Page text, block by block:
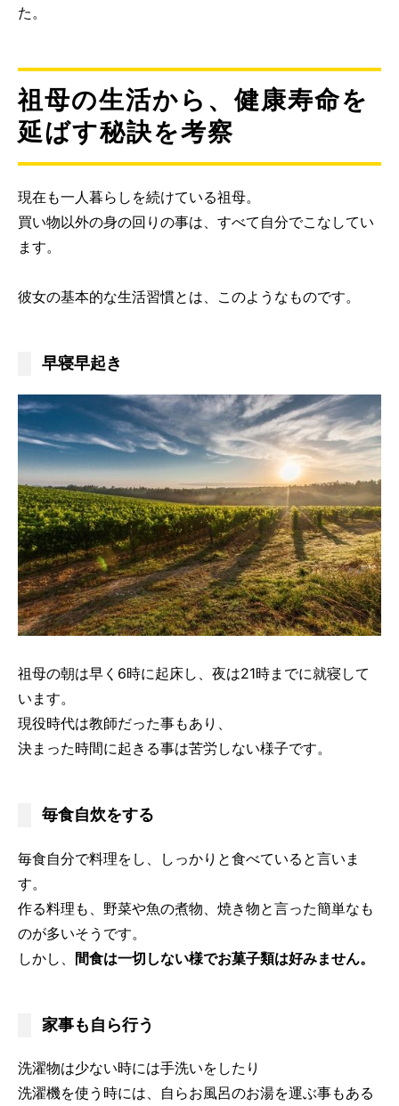
た。
祖母の生活から、健康寿命を
延ばす秘訣を考察
現在も一人暮らしを続けている祖母。
買い物以外の身の回りの事は、すべて自分でこなしてい
ます。
彼女の基本的な生活習慣とは、このようなものです。
早寝早起き
祖母の朝は早く6時に起床し、夜は21時までに就寝して
います。
現役時代は教師だった事もあり、
決まった時間に起きる事は苦労しない様子です。
毎食自炊をする
毎食自分で料理をし、しっかりと食べていると言いま
す。
作る料理も、野菜や魚の煮物、焼き物と言った簡単なも
のが多いそうです。
しかし、 間食は一切しない様でお菓子類は好みません。
家事も自ら行う
洗濯物は少ない時には手洗いをしたり
洗濯機を使う時には、自らお風呂のお湯を運ぶ事もある